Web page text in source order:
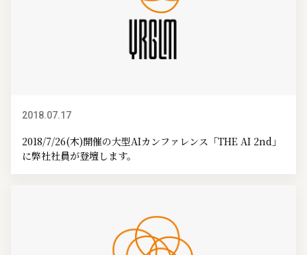
2018.07.17
2018/7/26(木)開催の大型AIカンファレンス「THE AI 2nd」
に弊社社員が登壇します。